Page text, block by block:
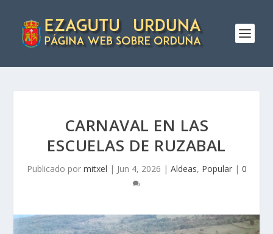
CARNAVAL EN LAS
ESCUELAS DE RUZABAL
Publicado por mitxel | Jun 4, 2026 | Aldeas, Popular| 0